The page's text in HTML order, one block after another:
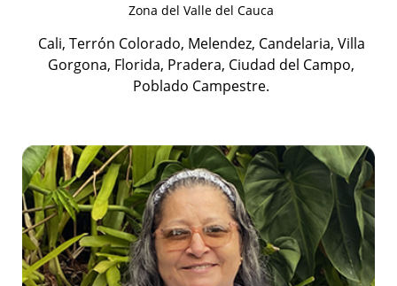
Zona del Valle del Cauca
Cali, Terrón Colorado, Melendez, Candelaria, Villa
Gorgona, Florida, Pradera, Ciudad del Campo,
Poblado Campestre.